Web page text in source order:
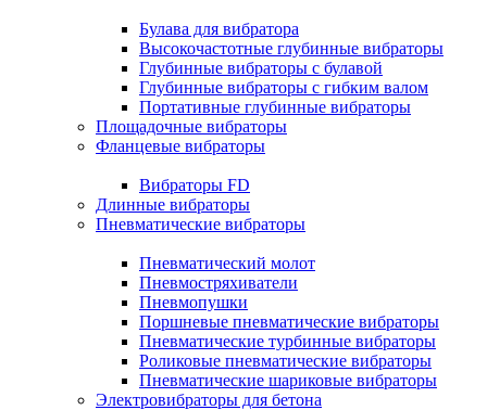
Булава для вибратора
Высокочастотные глубинные вибраторы
Глубинные вибраторы с булавой
Глубинные вибраторы с гибким валом
Портативные глубинные вибраторы
Площадочные вибраторы
Фланцевые вибраторы
Вибраторы FD
Длинные вибраторы
Пневматические вибраторы
Пневматический молот
Пневмостряхиватели
Пневмопушки
Поршневые пневматические вибраторы
Пневматические турбинные вибраторы
Роликовые пневматические вибраторы
Пневматические шариковые вибраторы
Электровибраторы для бетона